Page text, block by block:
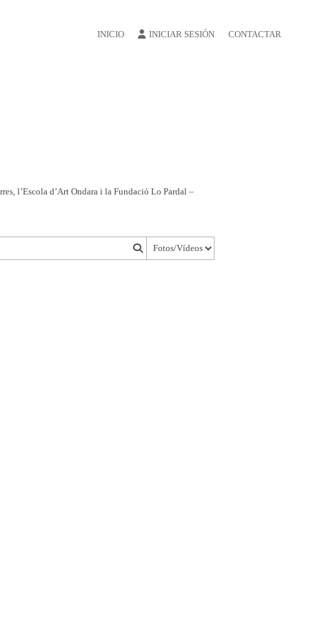
INICIO INICIAR SESIÓN CONTACTAR
l’Escola d’Art Ondara i la Fundació Lo Pardal –